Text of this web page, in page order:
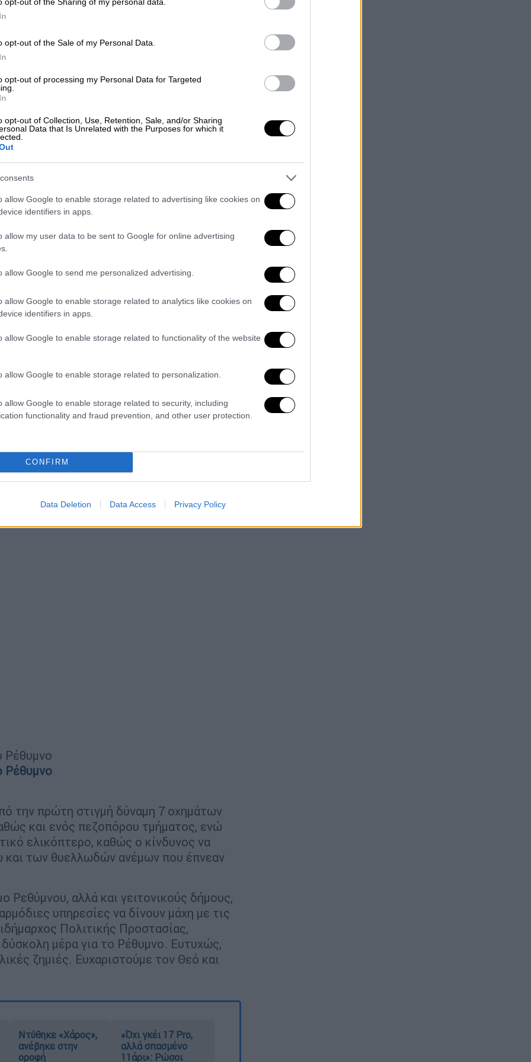
opt-out of the Sale of my Personal Data.
opt-out of processing my Personal Data for Targeted
opt-out of Collection, Use, Retention, Sale, and/or Sharing
Data that Is Unrelated with the Purposes for which it
allow Google to enable storage related to advertising like cookies on
identifiers in apps.
allow my user data to be sent to Google for online advertising
allow Google to send me personalized advertising.
allow Google to enable storage related to analytics like cookies on
identifiers in apps.
allow Google to enable storage related to functionality of the website
allow Google to enable storage related to personalization.
allow Google to enable storage related to security, including
functionality and fraud prevention, and other user protection.
CONFIRM
Data Deletion Data Access Privacy Policy
η φωτιά (pics-vids)
η φωτιά (pics-vids)
ρυθμούς λόγω των ισχυρών ανέμων,
τα χειρότερα. Ο έντονος καπνός και η
ξεσήκωσε τους κατοίκους της
τους να δουν τι συμβαίνει και να πάρουν
αμέσως στην Πυροσβεστική Υπηρεσία.
αποπνικτική λόγω του σύννεφου
Ωστόσο οι άνδρες της Πυροσβεστικής,
ο Ερυθρός Σταυρός, οι κάτοικοι και
άμεσα υπό έλεγχο τη φωτιά,
Ευτυχώς δεν υπήρξε κάποιος
υλικών φαίνεται να υπέστη
λίγο περίεργη
ο περιφερειακός διοικητής
Λαγουδάκης, κάνει λόγο για μια
για ένα συμβάν που εκδηλώθηκε στο
σε κατοικημένη περιοχή. Η υπηρεσία
αντιμετωπίστηκε το συμβάν πολύ
Μας προβληματίζει όσον αφορά το
σημειώνοντας πως «καμιά
χωρίς ανθρώπινη παρέμβαση εάν δεν
Ρέθυμνο
Ρέθυμνο
την πρώτη στιγμή δύναμη 7 οχημάτων
και ενός πεζοπόρου τμήματος, ενώ
ελικόπτερο, καθώς ο κίνδυνος να
και των θυελλωδών ανέμων που έπνεαν
Ρεθύμνου, αλλά και γειτονικούς δήμους,
υπηρεσίες να δίνουν μάχη με τις
Πολιτικής Προστασίας,
μέρα για το Ρέθυμνο. Ευτυχώς,
ζημιές. Ευχαριστούμε τον Θεό και
Ντύθηκε «Χάρος»,
ανέβηκε στην
οροφή
«Όχι γκέι 17 Pro,
αλλά σπασμένο
11άρι»: Ρώσοι